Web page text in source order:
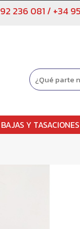
236 081 / +34
BAJAS Y TASACIONES